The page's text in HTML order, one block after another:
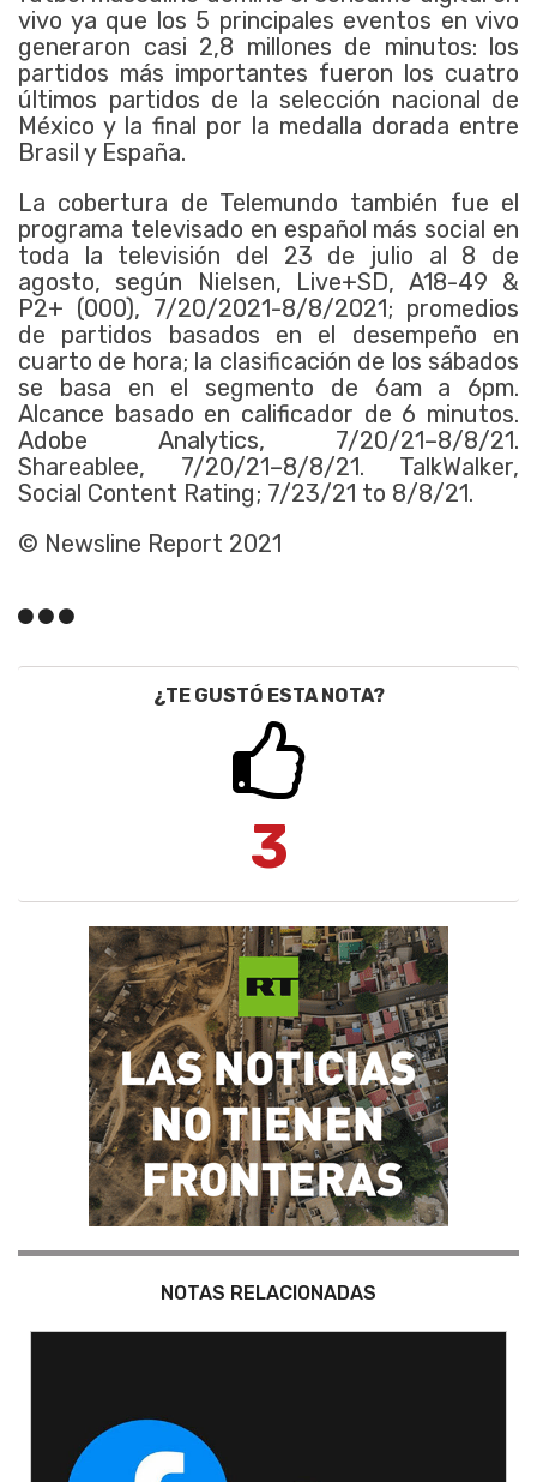
vivo ya que los 5 principales eventos en vivo
generaron casi 2,8 millones de minutos: los
partidos más importantes fueron los cuatro
últimos partidos de la selección nacional de
México y la final por la medalla dorada entre
Brasil y España.
La cobertura de Telemundo también fue el
programa televisado en español más social en
toda la televisión del 23 de julio al 8 de
agosto, según Nielsen, Live+SD, A18-49 &
P2+ (000), 7/20/2021-8/8/2021; promedios
de partidos basados en el desempeño en
cuarto de hora; la clasificación de los sábados
se basa en el segmento de 6am a 6pm.
Alcance basado en calificador de 6 minutos.
Adobe Analytics, 7/20/21–8/8/21.
Shareablee, 7/20/21–8/8/21. TalkWalker,
Social Content Rating; 7/23/21 to 8/8/21.
© Newsline Report 2021
¿TE GUSTÓ ESTA NOTA?
3
NOTAS RELACIONADAS